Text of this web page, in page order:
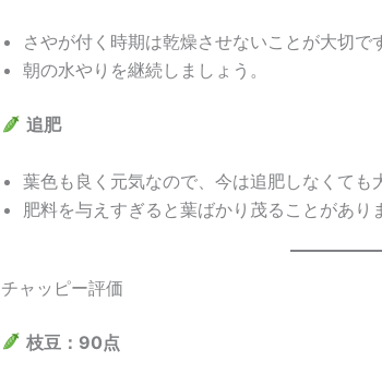
さやが付く時期は乾燥させないことが大切で
朝の水やりを継続しましょう。
追肥
葉色も良く元気なので、今は追肥しなくても
肥料を与えすぎると葉ばかり茂ることがあり
チャッピー評価
枝豆：90点